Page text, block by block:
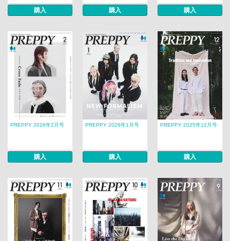
購入 購入 購入
PREPPY 2026年2月号
購入
PREPPY 2026年1月号
購入
PREPPY 2025年12月号
購入